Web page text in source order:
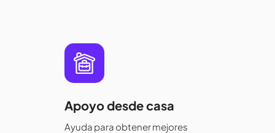
Apoyo desde casa
Ayuda para obtener mejores